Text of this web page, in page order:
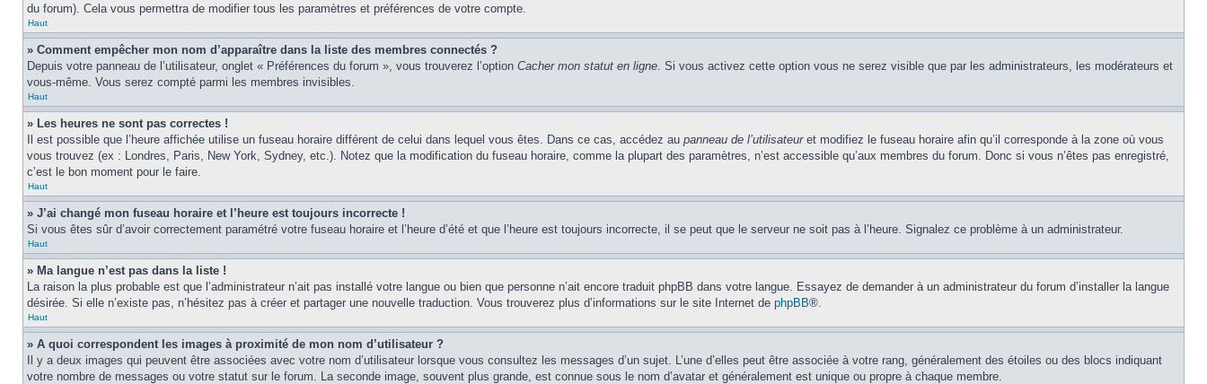
du forum). Cela vous permettra de modifier tous les paramètres et préférences de votre compte.
Haut
» Comment empêcher mon nom d’apparaître dans la liste des membres connectés ?
Depuis votre panneau de l’utilisateur, onglet « Préférences du forum », vous trouverez l’option Cacher mon statut en ligne. Si vous activez cette option vous ne serez visible que par les administrateurs, les modérateurs et
vous-même. Vous serez compté parmi les membres invisibles.
Haut
» Les heures ne sont pas correctes !
Il est possible que l’heure affichée utilise un fuseau horaire différent de celui dans lequel vous êtes. Dans ce cas, accédez au panneau de l’utilisateuret modifiez le fuseau horaire afin qu’il corresponde à la zone où vous
vous trouvez (ex : Londres, Paris, New York, Sydney, etc.). Notez que la modification du fuseau horaire, comme la plupart des paramètres, n’est accessible qu’aux membres du forum. Donc si vous n’êtes pas enregistré,
c’est le bon moment pour le faire.
Haut
» J’ai changé mon fuseau horaire et l’heure est toujours incorrecte !
Si vous êtes sûr d’avoir correctement paramétré votre fuseau horaire et l’heure d’été et que l’heure est toujours incorrecte, il se peut que le serveur ne soit pas à l’heure. Signalez ce problème à un administrateur.
Haut
» Ma langue n’est pas dans la liste !
La raison la plus probable est que l’administrateur n’ait pas installé votre langue ou bien que personne n’ait encore traduit phpBB dans votre langue. Essayez de demander à un administrateur du forum d’installer la langue
désirée. Si elle n’existe pas, n’hésitez pas à créer et partager une nouvelle traduction. Vous trouverez plus d’informations sur le site Internet de phpBB®.
Haut
» A quoi correspondent les images à proximité de mon nom d’utilisateur ?
Il y a deux images qui peuvent être associées avec votre nom d’utilisateur lorsque vous consultez les messages d’un sujet. L’une d’elles peut être associée à votre rang, généralement des étoiles ou des blocs indiquant
votre nombre de messages ou votre statut sur le forum. La seconde image, souvent plus grande, est connue sous le nom d’avatar et généralement est unique ou propre à chaque membre.